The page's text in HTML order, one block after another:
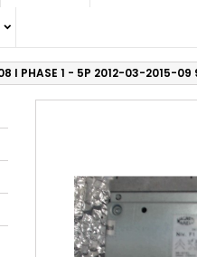
I PHASE 1 - 5P 2012-03-2015-09